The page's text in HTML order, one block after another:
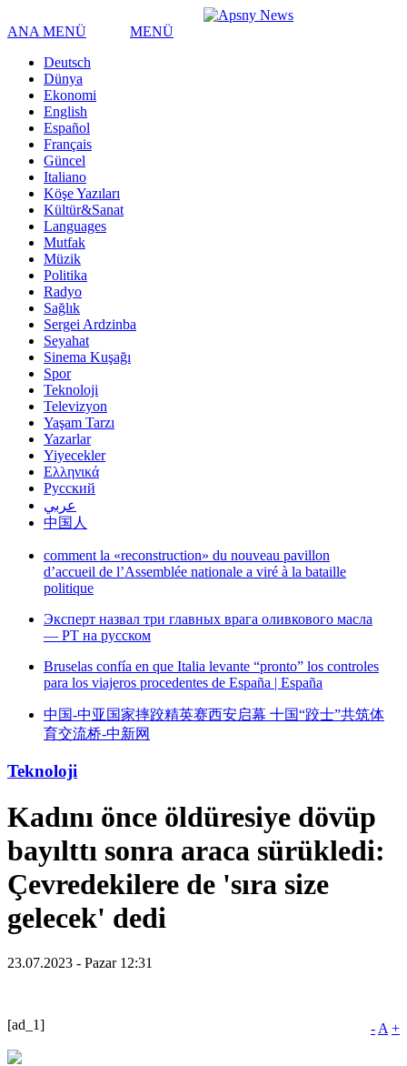
ANA MENÜ
MENÜ
Deutsch
Dünya
Ekonomi
English
Español
Français
Güncel
Italiano
Köşe Yazıları
Kültür&Sanat
Languages
Mutfak
Müzik
Politika
Radyo
Sağlık
Sergei Ardzinba
Seyahat
Sinema Kuşağı
Spor
Teknoloji
Televizyon
Yaşam Tarzı
Yazarlar
Yiyecekler
Ελληνικά
Русский
عربي
中国人
comment la «reconstruction» du nouveau pavillon
d’accueil de l’Assemblée nationale a viré à la bataille
politique
Эксперт назвал три главных врага оливкового масла
— РТ на русском
Bruselas confía en que Italia levante “pronto” los controles
para los viajeros procedentes de España | España
中国-中亚国家摔跤精英赛西安启幕 十国“跤士”共筑体
育交流桥-中新网
Teknoloji
Kadını önce öldüresiye dövüp
bayılttı sonra araca sürükledi:
Çevredekilere de 'sıra size
gelecek' dedi
23.07.2023 - Pazar 12:31
- A +
[ad_1]